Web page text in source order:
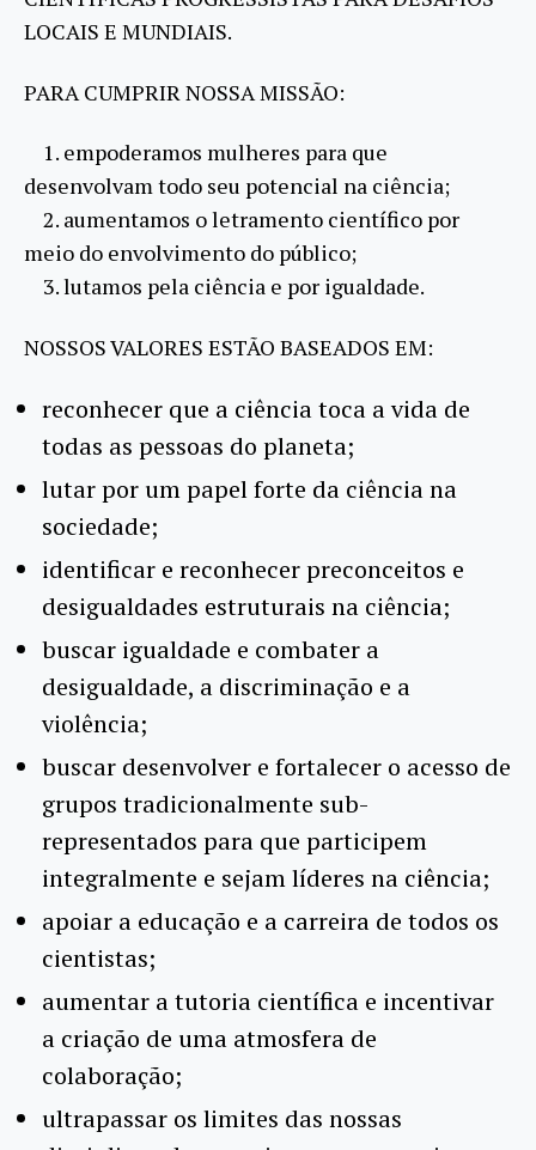
LOCAIS E MUNDIAIS.
PARA CUMPRIR NOSSA MISSÃO:
1. empoderamos mulheres para que
desenvolvam todo seu potencial na ciência;
2. aumentamos o letramento científico por
meio do envolvimento do público;
3. lutamos pela ciência e por igualdade.
NOSSOS VALORES ESTÃO BASEADOS EM:
reconhecer que a ciência toca a vida de
todas as pessoas do planeta;
lutar por um papel forte da ciência na
sociedade;
identificar e reconhecer preconceitos e
desigualdades estruturais na ciência;
buscar igualdade e combater a
desigualdade, a discriminação e a
violência;
buscar desenvolver e fortalecer o acesso de
grupos tradicionalmente sub-
representados para que participem
integralmente e sejam líderes na ciência;
apoiar a educação e a carreira de todos os
cientistas;
aumentar a tutoria científica e incentivar
a criação de uma atmosfera de
colaboração;
ultrapassar os limites das nossas